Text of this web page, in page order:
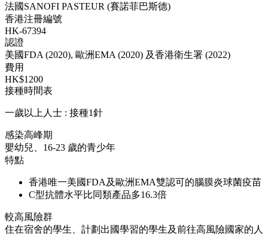
法國SANOFI PASTEUR (賽諾菲巴斯德)
香港注冊編號
HK-67394
認證
美國FDA (2020), 歐洲EMA (2020) 及香港衛生署 (2022)
費用
HK$1200
接種時間表
一歲以上人士 : 接種1針
感染高峰期
嬰幼兒、16-23 歲的青少年
特點
香港唯一美國FDA及歐洲EMA雙認可的腦膜炎球菌疫苗
C型抗體水平比同類產品多16.3倍
較高風險群
住在宿舍的學生、計劃出國學習的學生及前往高風險國家的人